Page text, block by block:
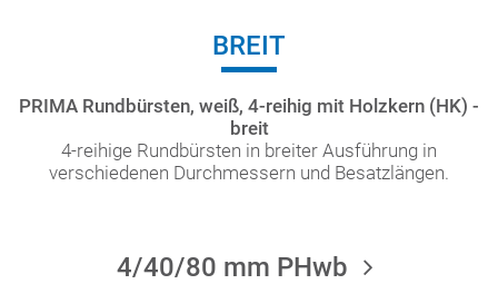
BREIT
PRIMA Rundbürsten, weiß, 4-reihig mit Holzkern (HK) -
breit
4-reihige Rundbürsten in breiter Ausführung in
verschiedenen Durchmessern und Besatzlängen.
4/40/80 mm PHwb